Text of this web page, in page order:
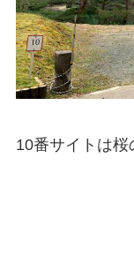
10番サイトは桜